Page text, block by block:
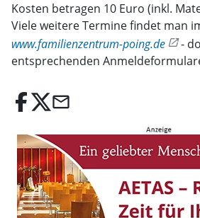
Kosten betragen 10 Euro (inkl.
Viele weitere Termine findet man
www.familienzentrum-poing.de
-
entsprechenden
email